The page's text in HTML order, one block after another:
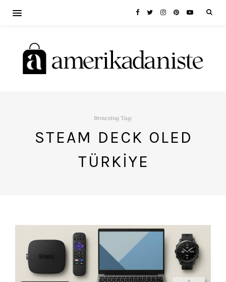
Browsing Tag:
STEAM DECK OLED
TÜRKIYE